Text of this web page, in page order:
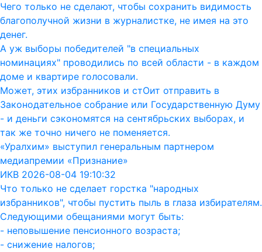
Чего только не сделают, чтобы сохранить видимость
благополучной жизни в журналистке, не имея на это
денег.
А уж выборы победителей "в специальных
номинациях" проводились по всей области - в каждом
доме и квартире голосовали.
Может, этих избранников и стОит отправить в
Законодательное собрание или Государственную Думу
- и деньги сэкономятся на сентябрьских выборах, и
так же точно ничего не поменяется.
«Уралхим» выступил генеральным партнером
медиапремии «Признание»
ИКВ 2026-08-04 19:10:32
Что только не сделает горстка "народных
избранников", чтобы пустить пыль в глаза избирателям.
Следующими обещаниями могут быть:
- неповышение пенсионного возраста;
- снижение налогов;